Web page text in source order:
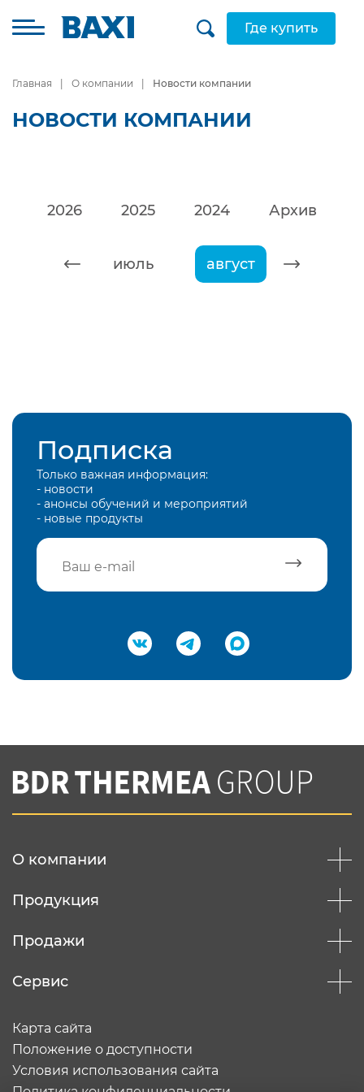
Где купить
Главная О компании Новости компании
НОВОСТИ КОМПАНИИ
2026 2025 2024 Архив
июль август
Подписка
Только важная информация:
- новости
- анонсы обучений и мероприятий
- новые продукты
Подтвердить e-mail
Вы соглашаетесь с нашей политикой
конфеденциальности
О компании
Продукция
Продажи
Сервис
Карта сайта
Положение о доступности
Условия использования сайта